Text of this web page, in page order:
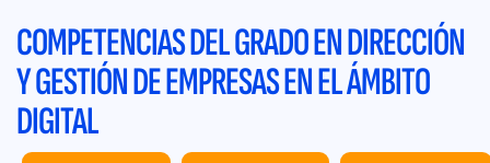
para destacar en el campo del Digital Business!
Únete a nosotros y prepárate para convertirte en un
agente de cambio en los negocios digitales
COMPETENCIAS DEL GRADO EN DIRECCIÓN
Y GESTIÓN DE EMPRESAS EN EL ÁMBITO
DIGITAL